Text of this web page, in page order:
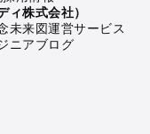
ィ株式会社）
未来図運営サービス
ニアブログ